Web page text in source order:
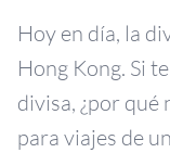
Hoy en día, la
Hong Kong. Si
divisa, ¿por
para viajes de